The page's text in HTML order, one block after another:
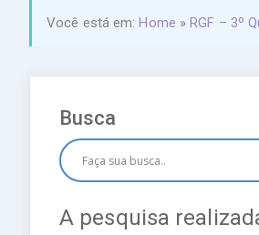
Você está em:Home »RGF – 3º
Busca
A pesquisa